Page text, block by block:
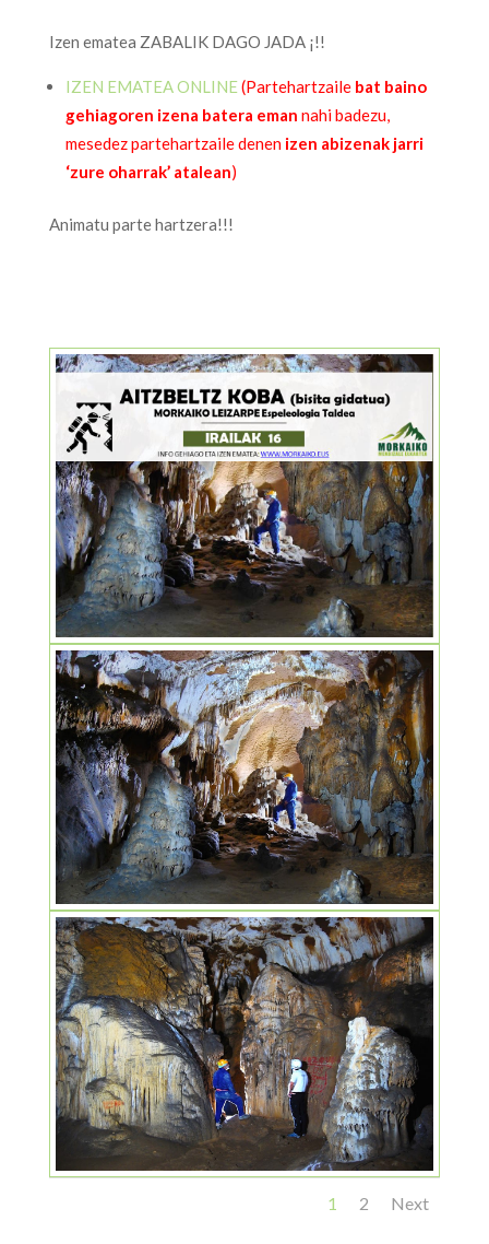
Izen ematea ZABALIK DAGO JADA ¡!!
IZEN EMATEA ONLINE(Partehartzaile bat baino
gehiagoren izena batera eman nahi badezu,
mesedez partehartzaile denen izen abizenak jarri
‘zure oharrak’ atalean)
Animatu parte hartzera!!!
1 2 Next